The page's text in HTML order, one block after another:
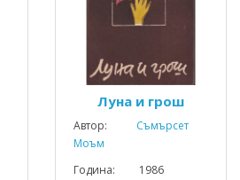
Луна и грош
Автор:
Съмърсет
Моъм
Година: 1986